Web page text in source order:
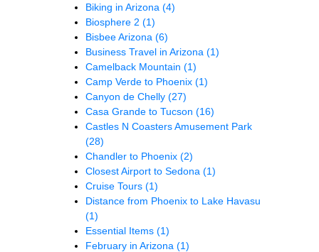
Biking in Arizona (4)
Biosphere 2 (1)
Bisbee Arizona (6)
Business Travel in Arizona (1)
Camelback Mountain (1)
Camp Verde to Phoenix (1)
Canyon de Chelly (27)
Casa Grande to Tucson (16)
Castles N Coasters Amusement Park
(28)
Chandler to Phoenix (2)
Closest Airport to Sedona (1)
Cruise Tours (1)
Distance from Phoenix to Lake Havasu
(1)
Essential Items (1)
February in Arizona (1)